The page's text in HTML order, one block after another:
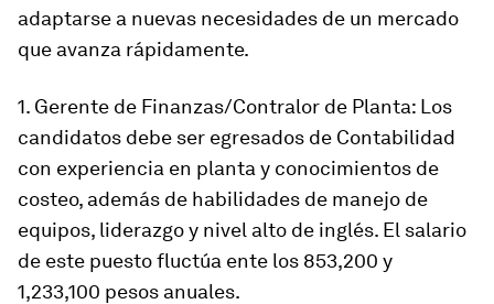
adaptarse a nuevas necesidades de un mercado
que avanza rápidamente.
1. Gerente de Finanzas/Contralor de Planta: Los
candidatos debe ser egresados de Contabilidad
con experiencia en planta y conocimientos de
costeo, además de habilidades de manejo de
equipos, liderazgo y nivel alto de inglés. El salario
de este puesto fluctúa ente los 853,200 y
1,233,100 pesos anuales.